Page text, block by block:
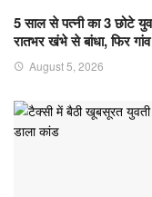
5 साल से पत्नी का 3 छोटे
रातभर खंभे से बांधा, फिर
August 5, 2026